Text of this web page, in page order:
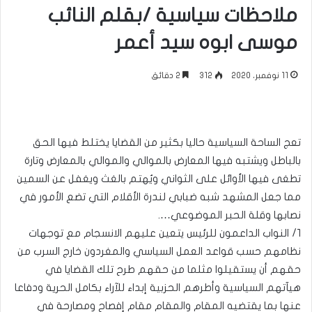
ملاحظات سياسية /بقلم النائب
موسى ابوه سيد أعمر
11 نوفمبر، 2020 312
تعج الساحة السياسية حاليا بكثير من القضايا يختلط فيها الحق
بالباطل ويشتبه فيها المعارض بالموالي والموالي بالمعارض وتارة
تطغى فيها الأوائل على الثواني ويُهتم بالغث ويغفل عن السمين
مما جعل المشهد شبه ضبابي لندرة الأقلام التي تضع الأمور في
نصابها وقلة الحبر الموضوعي….
١/ النواب الداعمون للرئيس يتعين عليهم الانسجام مع توجهات
نظامهم حسب قواعد العمل السياسي والمغردون خارج السرب من
حقهم أن يستقيلوا مثلما من حقهم طرح تلك القضايا في
هيآتهم السياسية وأطرهم الحزبية إبداء للآراء بكامل الحرية ودفاعا
عنها بما يقتضيه المقام والمقام مقام إفصاح ومصارحة في